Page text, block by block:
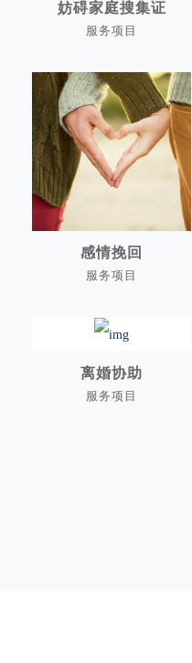
妨碍家庭搜集证
妨碍家庭搜集证
服务项目
感情挽回
感情挽回
服务项目
离婚协助
离婚协助
服务项目